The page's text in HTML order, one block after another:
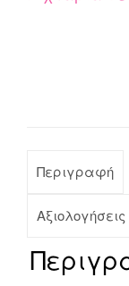
Περιγραφή
Αξιολογήσεις